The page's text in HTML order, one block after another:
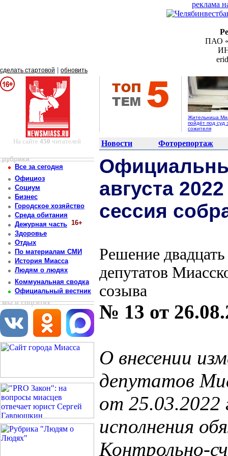
реклама
ПАО
сделать стартовой обновить
Жительница
пойдёт под суд
сожителя
На сайте 450 читателей Новости Фоторепортаж
рубрики
Все за сегодня
Официоз
Социум
Бизнес
Городское хозяйство
Среда обитания
Дежурная часть 16+
Здоровье
Отдых
По материалам СМИ
История Миасса
Людям о людях
Коммунальная сводка
Официальный вестник
мы в соцсетях
августа
сессия
Решение
депутатов
созыва
№ 13 от
О внесении
депутатов
от
исполнения
Контрольно-